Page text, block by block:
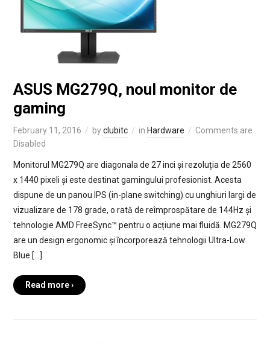
ASUS MG279Q, noul monitor de
gaming
February 11, 2016 byclubitc in Hardware
Comments are
Disabled
Monitorul MG279Q are diagonala de 27 inci și rezoluția de 2560
x 1440 pixeli și este destinat gamingului profesionist. Acesta
dispune de un panou IPS (in-plane switching) cu unghiuri largi de
vizualizare de 178 grade, o rată de reîmprospătare de 144Hz și
tehnologie AMD FreeSync™ pentru o acțiune mai fluidă. MG279Q
are un design ergonomic și încorporează tehnologii Ultra-Low
Blue […]
Read more ›